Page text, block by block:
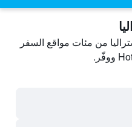
من مئات مواقع السفر